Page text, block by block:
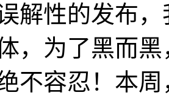
解性的发布
，为了黑而
不容忍！本